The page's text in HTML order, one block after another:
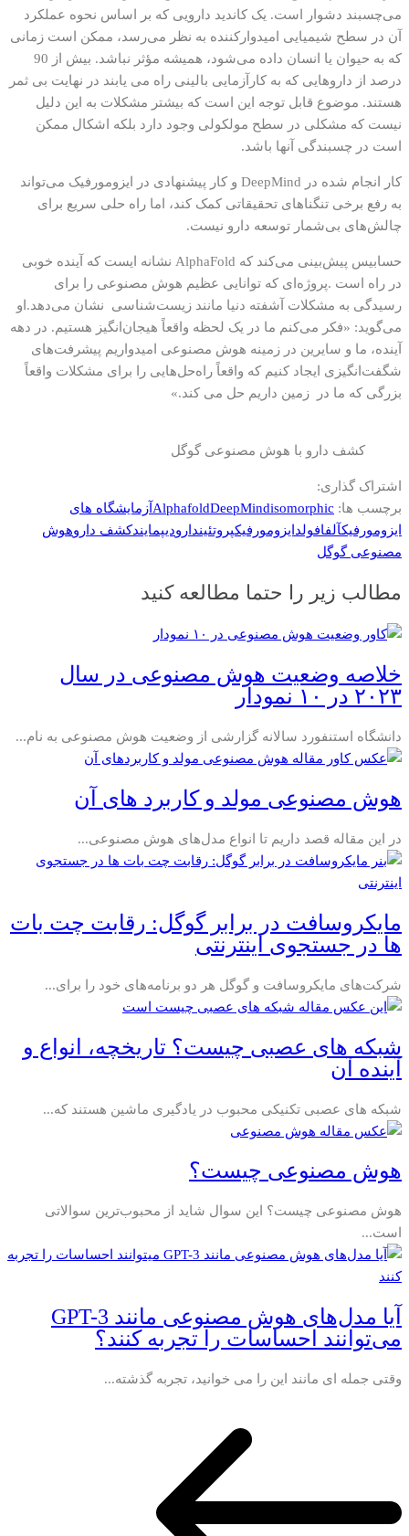
می‌چسبند دشوار است. یک کاندید دارویی که بر اساس نحوه عملکرد
آن در سطح شیمیایی امیدوارکننده به نظر می‌رسد، ممکن است زمانی
که به حیوان یا انسان داده می‌شود، همیشه مؤثر نباشد. بیش از 90
درصد از داروهایی که به کارآزمایی بالینی راه می یابند در نهایت بی ثمر
هستند. موضوع قابل توجه این است که بیشتر مشکلات به این دلیل
نیست که مشکلی در سطح مولکولی وجود دارد بلکه اشکال ممکن
است در چسبندگی آنها باشد.
کار انجام شده در DeepMind و کار پیشنهادی در ایزومورفیک می‌تواند
به رفع برخی تنگناهای تحقیقاتی کمک کند، اما راه حلی سریع برای
چالش‌های بی‌شمار توسعه دارو نیست.
حسابیس پیش‌بینی می‌کند که AlphaFold نشانه ایست که آینده خوبی
در راه است .پروژه‌ای که توانایی عظیم هوش مصنوعی را برای
رسیدگی به مشکلات آشفته دنیا مانند زیست‌شناسی نشان می‌دهد.او
می‌گوید: «فکر می‌کنم ما در یک لحظه واقعاً هیجان‌انگیز هستیم. در دهه
آینده، ما و سایرین در زمینه هوش مصنوعی امیدواریم پیشرفت‌های
شگفت‌انگیزی ایجاد کنیم که واقعاً راه‌حل‌هایی را برای مشکلات واقعاً
بزرگی که ما در زمین داریم حل می کند.»
کشف دارو با هوش مصنوعی گوگل
اشتراک گذاری:
برچسب ها:
AlphafoldDeepMindisomorphic
آزمایشگاه های
ایزومورفیکآلفافولد ایزومورفیکپروتئیندارودیپمایندکشف داروهوش
مصنوعی گوگل
مطالب زیر را حتما مطالعه کنید
خلاصه وضعیت هوش مصنوعی در سال
۲۰۲۳ در ۱۰ نمودار
دانشگاه استنفورد سالانه گزارشی از وضعیت هوش مصنوعی به نام...
هوش مصنوعی مولد و کاربرد‌ های آن
در این مقاله قصد داریم تا انواع مدل‌های هوش مصنوعی...
مایکروسافت در برابر گوگل: رقابت چت بات
ها در جستجوی اینترنتی
شرکت‌های مایکروسافت و گوگل هر دو برنامه‌های خود را برای...
شبکه های عصبی چیست؟ تاریخچه، انواع و
آینده آن
شبکه‌ های عصبی تکنیکی محبوب در یادگیری ماشین هستند که...
هوش مصنوعی چیست؟
هوش مصنوعی چیست؟ این سوال شاید از محبوب‌ترین سوالاتی
است...
آیا مدل‌های هوش مصنوعی مانند GPT-3
می‌توانند احساسات را تجربه کنند؟
وقتی جمله ای مانند این را می خوانید، تجربه گذشته...